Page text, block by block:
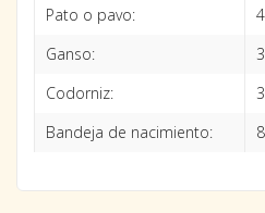
Pato o pavo:
Ganso:
Codorniz:
Bandeja de nacimiento: